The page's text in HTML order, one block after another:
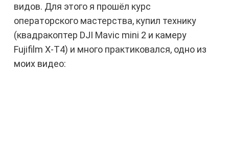
видов. Для этого я прошёл курс
операторского мастерства, купил технику
(квадракоптер DJI Mavic mini 2 и камеру
Fujifilm X-T4) и много практиковался, одно из
моих видео: